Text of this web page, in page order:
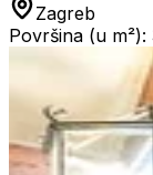
Zagreb
Površina (u m²):